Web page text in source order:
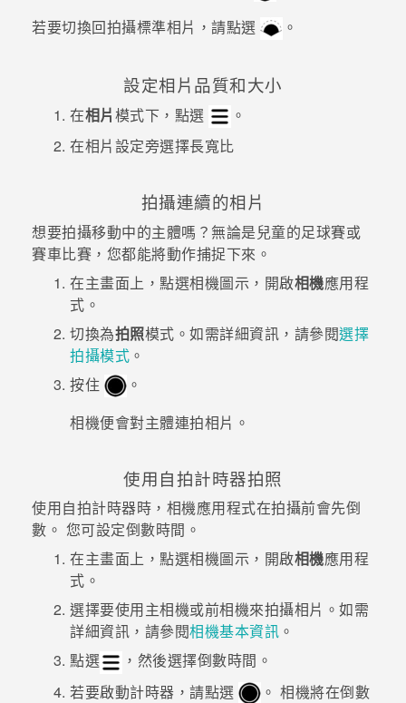
若要切換回拍攝標準相片，請點選
。
設定相片品質和大小
在相片模式下，點選
。
在相片設定旁選擇長寬比
拍攝連續的相片
想要拍攝移動中的主體嗎？無論是兒童的足球賽或
賽車比賽，您都能將動作捕捉下來。
在主畫面 上，點選相機圖示，開啟相機應用程
式。
切換為拍照模式。如需詳細資訊，請參閱選擇
拍攝模式 。
按住
。
相機便會對主體連拍相片。
使用自拍計時器拍照
使用自拍計時器時，相機應用程式在拍攝前會先倒
數。 您可設定倒數時間。
在主畫面上，點選相機圖示，開啟相機應用程
式。
選擇要使用主相機或前相機來拍攝相片。如需
詳細資訊，請參閱相機基本資訊 。
點選
，然後選擇倒數時間。
若要啟動計時器，請點選
。 相機將在倒數